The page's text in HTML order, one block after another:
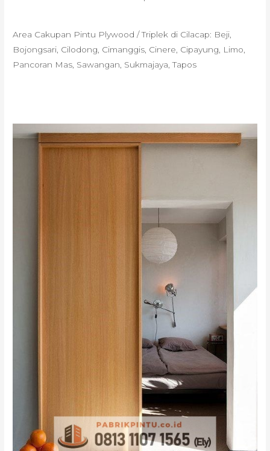
Area Cakupan Pintu Plywood / Triplek di Cilacap: Beji,
Bojongsari, Cilodong, Cimanggis, Cinere, Cipayung, Limo,
Pancoran Mas, Sawangan, Sukmajaya, Tapos